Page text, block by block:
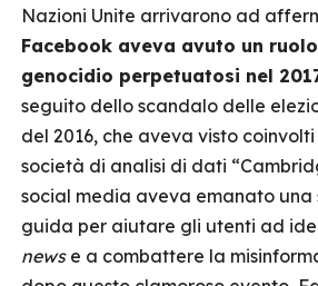
Nazioni Unite arrivarono ad
Facebook aveva avuto un
genocidio perpetuatosi nel
seguito dello scandalo delle
del 2016, che aveva visto
società di analisi di dati
social media aveva emanato una
guida per aiutare gli utenti ad
newse a combattere la